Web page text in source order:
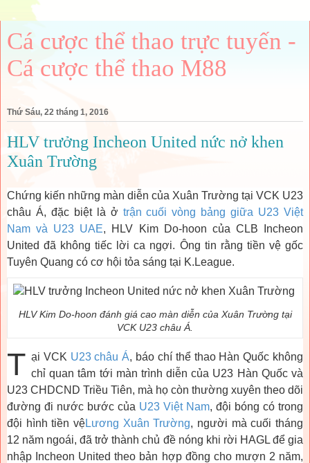
Cá cược thể thao trực tuyến -
Cá cược thể thao M88
Thứ Sáu, 22 tháng 1, 2016
HLV trưởng Incheon United nức nở khen
Xuân Trường
Chứng kiến những màn diễn của Xuân Trường tại VCK U23
châu Á, đặc biệt là ở trận cuối vòng bảng giữa U23 Việt
Nam và U23 UAE, HLV Kim Do-hoon của CLB Incheon
United đã không tiếc lời ca ngợi. Ông tin rằng tiền vệ gốc
Tuyên Quang có cơ hội tỏa sáng tại K.League.
HLV Kim Do-hoon đánh giá cao màn diễn của Xuân Trường tại
VCK U23 châu Á.
T ại VCK U23 châu Á, báo chí thể thao Hàn Quốc không
chỉ quan tâm tới màn trình diễn của U23 Hàn Quốc và
U23 CHDCND Triều Tiên, mà họ còn thường xuyên theo dõi
đường đi nước bước của U23 Việt Nam, đội bóng có trong
đội hình tiền vệLương Xuân Trường, người mà cuối tháng
12 năm ngoái, đã trở thành chủ đề nóng khi rời HAGL để gia
nhập Incheon United theo bản hợp đồng cho mượn 2 năm,